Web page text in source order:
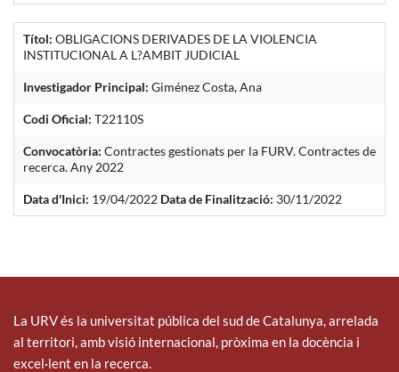
Títol: OBLIGACIONS DERIVADES DE LA VIOLENCIA
INSTITUCIONAL A L?AMBIT JUDICIAL
Investigador Principal: Giménez Costa, Ana
Codi Oficial: T22110S
Convocatòria: Contractes gestionats per la FURV. Contractes de
recerca. Any 2022
Data d'Inici: 19/04/2022 Data de Finalització: 30/11/2022
La URV és la universitat pública del sud de Catalunya, arrelada
al territori, amb visió internacional, pròxima en la docència i
excel·lent en la recerca.